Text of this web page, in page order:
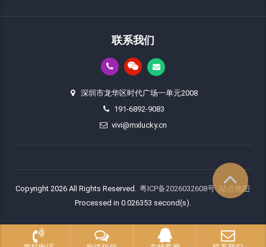
联系我们
深圳市龙华区时代广场一单元2008
191-6892-9083
vivi@mxlucky.cn
Copyright 2026 All Rights Reserved. 粤ICP备2026032608号 站点地图
Processed in 0.026353 second(s).